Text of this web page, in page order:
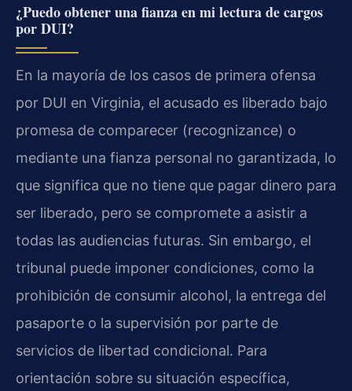
¿Puedo obtener una fianza en mi lectura de cargos
por DUI?
En la mayoría de los casos de primera ofensa
por DUI en Virginia, el acusado es liberado bajo
promesa de comparecer (recognizance) o
mediante una fianza personal no garantizada, lo
que significa que no tiene que pagar dinero para
ser liberado, pero se compromete a asistir a
todas las audiencias futuras. Sin embargo, el
tribunal puede imponer condiciones, como la
prohibición de consumir alcohol, la entrega del
pasaporte o la supervisión por parte de
servicios de libertad condicional. Para
orientación sobre su situación específica,